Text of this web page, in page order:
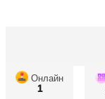
Онлайн
1